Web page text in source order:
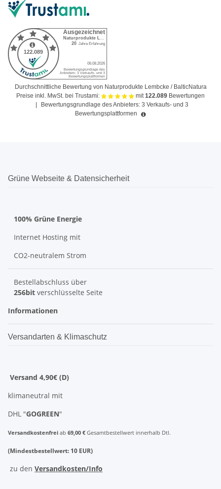
Durchschnittliche Bewertung von Naturprodukte Lembcke / BalticNatura
Preise inkl. MwSt. bei Trustami:
mit122.089 Bewertungen
Bewertungsgrundlage des Anbieters: 3 Verkaufs- und 3
Bewertungsplattformen
Grüne Webseite & Datensicherheit
100% Grüne Energie
Internet Hosting mit
CO2-neutralem Strom
Bestellabschluss über
256bit verschlüsselte Seite
Informationen
Versandarten & Klimaschutz
Versand 4,90€ (D)
klimaneutral mit
DHL "GOGREEN"
Versandkostenfrei ab 69,00 € Gesamtbestellwert innerhalb Dtl.
(Mindestbestellwert: 10 EUR)
zu den Versandkosten/Info